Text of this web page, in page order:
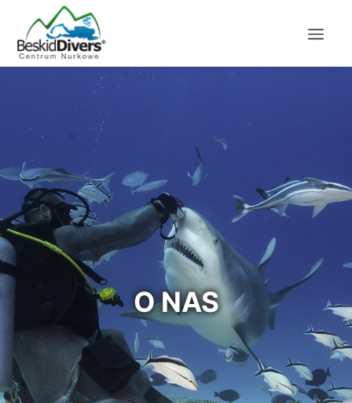
O NAS